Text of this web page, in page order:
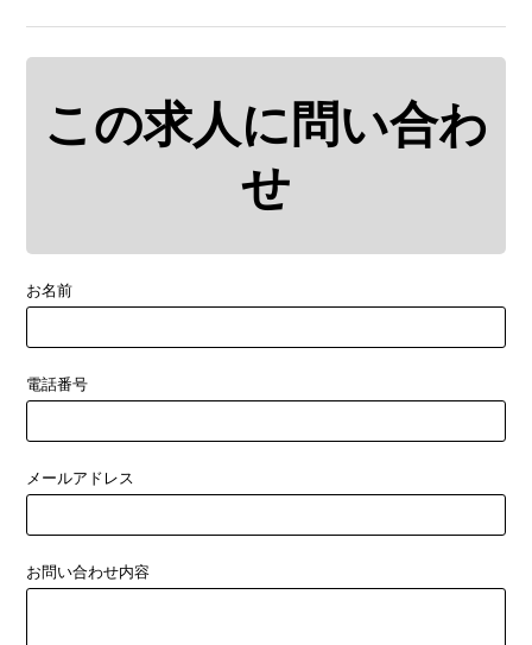
この求人に問い合わ
せ
お名前
電話番号
メールアドレス
お問い合わせ内容